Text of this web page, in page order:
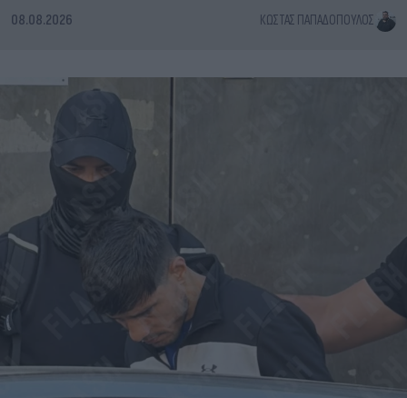
08.08.2026 ΚΏΣΤΑΣ ΠΑΠΑΔΌΠΟΥΛΟΣ